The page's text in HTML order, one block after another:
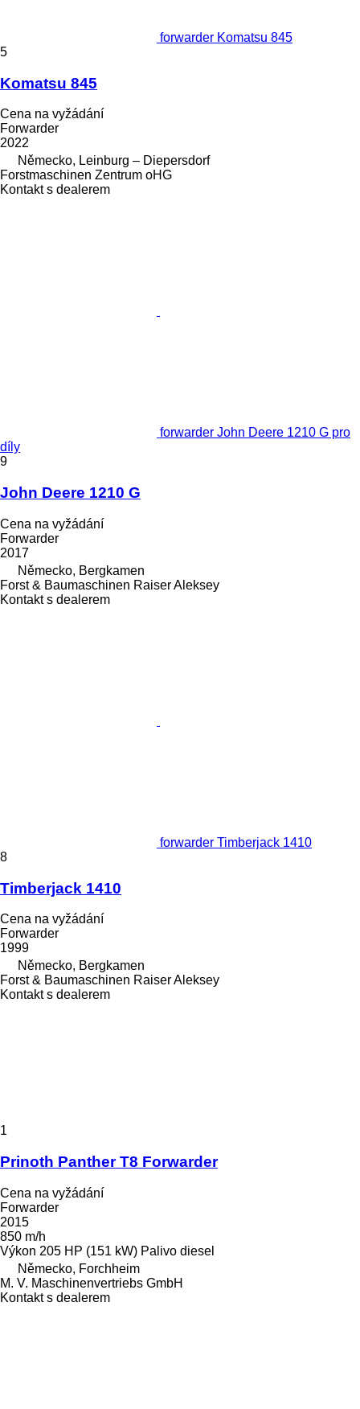
forwarder Komatsu 845
5
Komatsu 845
Cena na vyžádání
Forwarder
2022
Německo, Leinburg – Diepersdorf
Forstmaschinen Zentrum oHG
Kontakt s dealerem
forwarder John Deere 1210 G pro
díly
9
John Deere 1210 G
Cena na vyžádání
Forwarder
2017
Německo, Bergkamen
Forst & Baumaschinen Raiser Aleksey
Kontakt s dealerem
forwarder Timberjack 1410
8
Timberjack 1410
Cena na vyžádání
Forwarder
1999
Německo, Bergkamen
Forst & Baumaschinen Raiser Aleksey
Kontakt s dealerem
1
Prinoth Panther T8 Forwarder
Cena na vyžádání
Forwarder
2015
850 m/h
Výkon 205 HP (151 kW) Palivo diesel
Německo, Forchheim
M. V. Maschinenvertriebs GmbH
Kontakt s dealerem